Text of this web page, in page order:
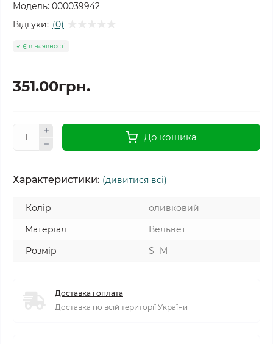
Модель: 000039942
Відгуки: (0)
Є в наявності
351.00грн.
До кошика
Характеристики: (дивитися всі)
Колір
оливковий
Матеріал
Вельвет
Розмір
S- M
Доставка і оплата
Доставка по всій території України